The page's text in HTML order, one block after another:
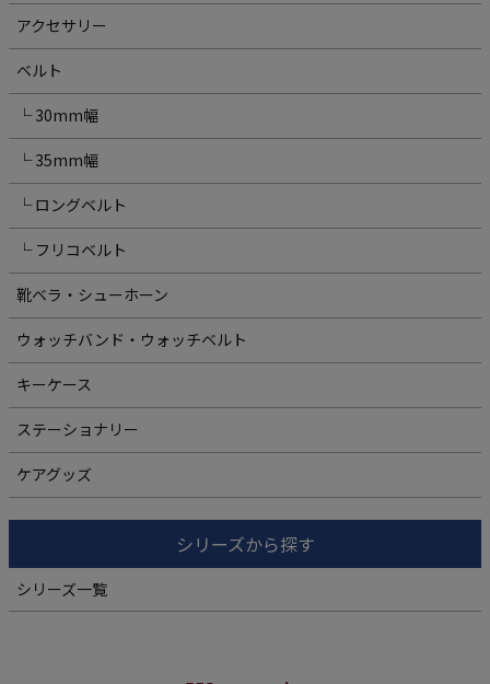
アクセサリー
ベルト
└ 30mm幅
└ 35mm幅
└ ロングベルト
└ フリコベルト
靴ベラ・シューホーン
ウォッチバンド・ウォッチベルト
キーケース
ステーショナリー
ケアグッズ
シリーズから探す
シリーズ一覧